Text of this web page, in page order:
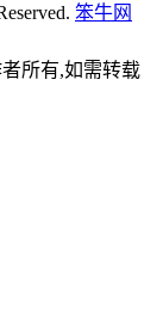
笨牛网
所有,如需转载